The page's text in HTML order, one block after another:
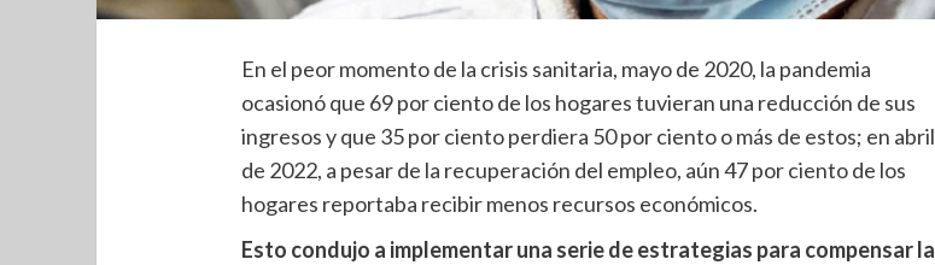
En el peor momento de la crisis sanitaria, mayo de 2020, la pandemia
ocasionó que 69 por ciento de los hogares tuvieran una reducción de sus
ingresos y que 35 por ciento perdiera 50 por ciento o más de estos; en abril
de 2022, a pesar de la recuperación del empleo, aún 47 por ciento de los
hogares reportaba recibir menos recursos económicos.
Esto condujo a implementar una serie de estrategias para compensar la